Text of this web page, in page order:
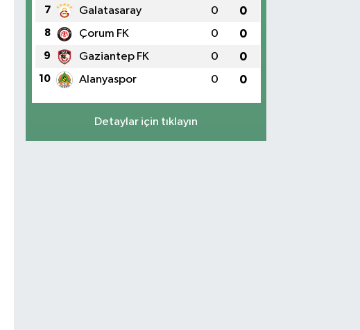
7 Galatasaray 0 0
8 Çorum FK 0 0
9 Gaziantep FK 0 0
10 Alanyaspor 0 0
Detaylar için tıklayın